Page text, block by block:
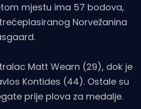
mjestu ima 57 bodova,
Norvežanina
Matt Wearn (29), dok je
Kontides (44). Ostale su
prije plova za medalje.